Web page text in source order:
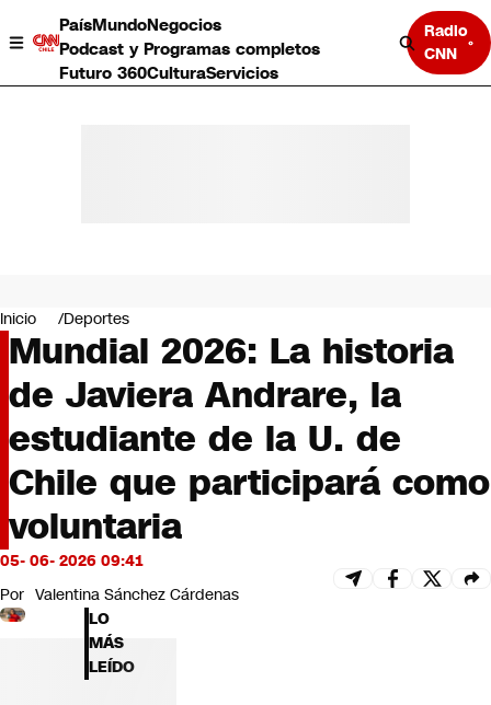
PaísMundoNegocios
Podcast y Programas completos
Futuro 360CulturaServicios
Radio
CNN
Negocios
Deportes
Programas completos
Cultura
Servicios
Bits
CNN tiempo
Futuro 360
Opinión
Inicio Deportes
Mundial 2026: La historia
de Javiera Andrare, la
estudiante de la U. de
Chile que participará como
voluntaria
05- 06- 2026 09:41
Por Valentina Sánchez Cárdenas
LO
MÁS
LEÍDO